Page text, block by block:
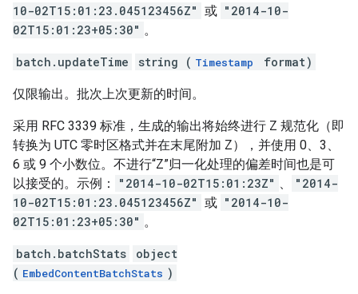
10-02T15:01:23.045123456Z" 或 "2014-10-
02T15:01:23+05:30" 。
batch.updateTime string ( Timestamp format)
仅限输出。批次上次更新的时间。
采用 RFC 3339 标准，生成的输出将始终进行 Z 规范化（即
转换为 UTC 零时区格式并在末尾附加 Z），并使用 0、3、
6 或 9 个小数位。不进行“Z”归一化处理的偏差时间也是可
以接受的。示例：
"2014-10-02T15:01:23Z" 、
"2014-
10-02T15:01:23.045123456Z" 或 "2014-10-
02T15:01:23+05:30" 。
batch.batchStats
object
( EmbedContentBatchStats )